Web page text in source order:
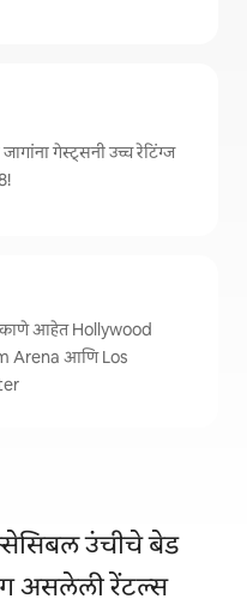
गेस्ट्सनी उच्च रेटिंग्ज
आहेत Hollywood
Arena आणि Los
उंचीचे बेड
असलेली रेंटल्स